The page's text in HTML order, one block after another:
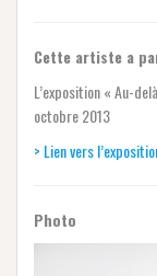
Cette artiste a
L’exposition « Au-
octobre 2013
> Lien vers
Photo